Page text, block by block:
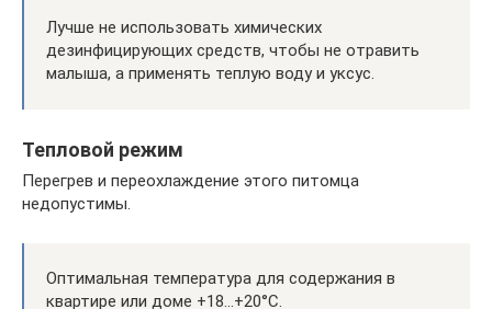
Лучше не использовать химических
дезинфицирующих средств, чтобы не отравить
малыша, а применять теплую воду и уксус.
Тепловой режим
Перегрев и переохлаждение этого питомца
недопустимы.
Оптимальная температура для содержания в
квартире или доме +18…+20°C.